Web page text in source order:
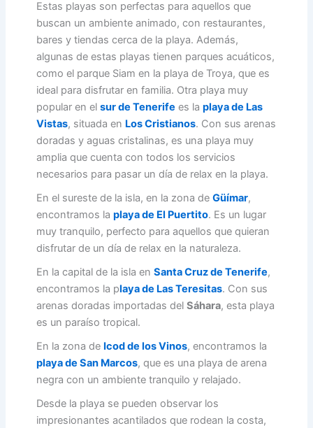
Estas playas son perfectas para aquellos que
buscan un ambiente animado, con restaurantes,
bares y tiendas cerca de la playa. Además,
algunas de estas playas tienen parques acuáticos,
como el parque Siam en la playa de Troya, que es
ideal para disfrutar en familia. Otra playa muy
popular en el sur de Tenerife es la playa de Las
Vistas, situada en Los Cristianos. Con sus arenas
doradas y aguas cristalinas, es una playa muy
amplia que cuenta con todos los servicios
necesarios para pasar un día de relax en la playa.
En el sureste de la isla, en la zona de Güímar,
encontramos la playa de El Puertito. Es un lugar
muy tranquilo, perfecto para aquellos que quieran
disfrutar de un día de relax en la naturaleza.
En la capital de la isla en Santa Cruz de Tenerife,
encontramos la playa de Las Teresitas. Con sus
arenas doradas importadas del Sáhara, esta playa
es un paraíso tropical.
En la zona de Icod de los Vinos, encontramos la
playa de San Marcos, que es una playa de arena
negra con un ambiente tranquilo y relajado.
Desde la playa se pueden observar los
impresionantes acantilados que rodean la costa,